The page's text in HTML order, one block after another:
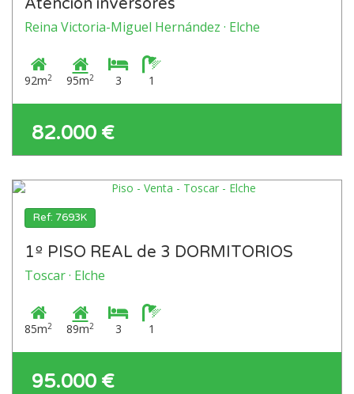
Atencion inversores
Reina Victoria-Miguel Hernández · Elche
92m2 95m2 3 1
82.000 €
Ref: 7693K
1º PISO REAL de 3 DORMITORIOS
Toscar · Elche
85m2 89m2 3 1
95.000 €